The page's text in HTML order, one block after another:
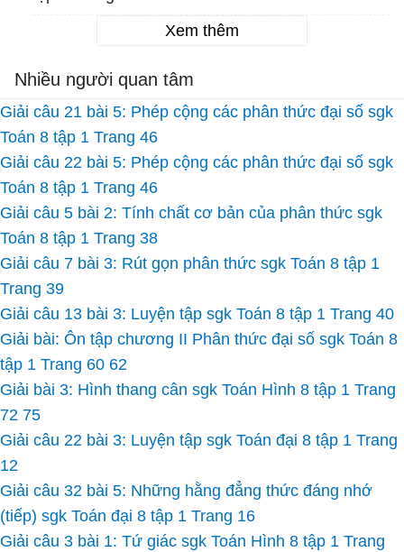
Xem thêm
Nhiều người quan tâm
Giải câu 21 bài 5: Phép cộng các phân thức đại số sgk
Toán 8 tập 1 Trang 46
Giải câu 22 bài 5: Phép cộng các phân thức đại số sgk
Toán 8 tập 1 Trang 46
Giải câu 5 bài 2: Tính chất cơ bản của phân thức sgk
Toán 8 tập 1 Trang 38
Giải câu 7 bài 3: Rút gọn phân thức sgk Toán 8 tập 1
Trang 39
Giải câu 13 bài 3: Luyện tập sgk Toán 8 tập 1 Trang 40
Giải bài: Ôn tập chương II Phân thức đại số sgk Toán 8
tập 1 Trang 60 62
Giải bài 3: Hình thang cân sgk Toán Hình 8 tập 1 Trang
72 75
Giải câu 22 bài 3: Luyện tập sgk Toán đại 8 tập 1 Trang
12
Giải câu 32 bài 5: Những hằng đẳng thức đáng nhớ
(tiếp) sgk Toán đại 8 tập 1 Trang 16
Giải câu 3 bài 1: Tứ giác sgk Toán Hình 8 tập 1 Trang